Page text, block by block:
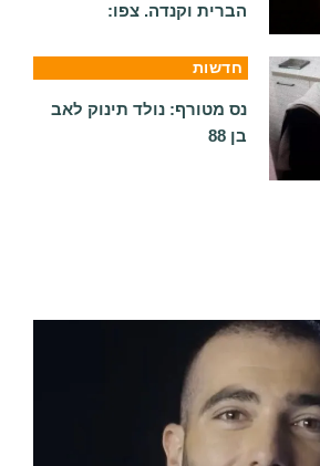
הברית וקנדה. צפו:
חדשות
נס מטורף: נולד תינוק לאב
בן 88